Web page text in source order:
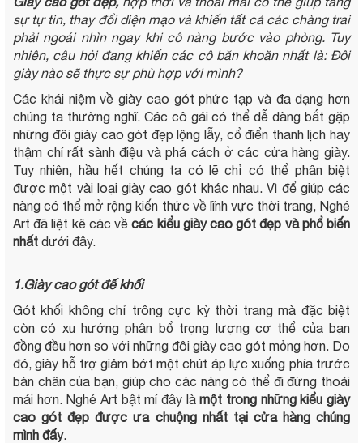
sự tự tin, thay đổi diện mạo và khiến tất cả các chàng trai
phải ngoái nhìn ngay khi cô nàng bước vào phòng. Tuy
nhiên, câu hỏi đang khiến các cô băn khoăn nhất là: Đôi
giày nào sẽ thực sự phù hợp với mình?
Các khái niệm về giày cao gót phức tạp và đa dạng hơn
chúng ta thường nghĩ. Các cô gái có thể dễ dàng bắt gặp
những đôi giày cao gót đẹp lộng lẫy, cổ điển thanh lịch hay
thậm chí rất sành điệu và phá cách ở các cửa hàng giày.
Tuy nhiên, hầu hết chúng ta có lẽ chỉ có thể phân biệt
được một vài loại giày cao gót khác nhau. Vì để giúp các
nàng có thể mở rộng kiến thức về lĩnh vực thời trang, Nghé
Art đã liệt kê các vềcác kiểu giày cao gót đẹp và phổ biến
nhất dưới đây.
1.Giày cao gót đế khối
Gót khối không chỉ trông cực kỳ thời trang mà đặc biệt
còn có xu hướng phân bổ trọng lượng cơ thể của bạn
đồng đều hơn so với những đôi giày cao gót mỏng hơn. Do
đó, giày hỗ trợ giảm bớt một chút áp lực xuống phía trước
bàn chân của bạn, giúp cho các nàng có thể đi đứng thoải
mái hơn. Nghé Art bật mí đây làmột trong những kiểu giày
cao gót đẹp được ưa chuộng nhất tại cửa hàng chúng
mình đấy.